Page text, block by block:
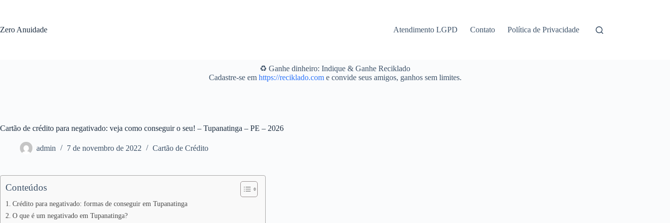
conteúdo
Zero Anuidade Atendimento LGPD Contato Política de Privacidade
♻️ Ganhe dinheiro: Indique & Ganhe Reciklado
Cadastre-se em https://reciklado.come convide seus amigos, ganhos sem limites.
Cartão de crédito para negativado: veja como conseguir o seu! – Tupanatinga – PE – 2026
admin 7 de novembro de 2022 Cartão de Crédito
Conteúdos
Crédito para negativado: formas de conseguir em Tupanatinga
O que é um negativado em Tupanatinga?